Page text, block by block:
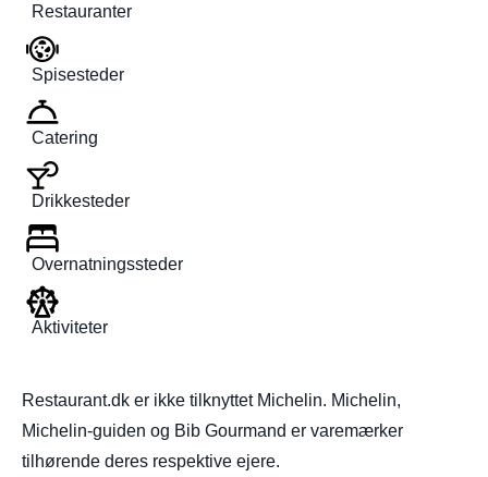
Restauranter
Spisesteder
Catering
Drikkesteder
Overnatningssteder
Aktiviteter
Restaurant.dk er ikke tilknyttet Michelin. Michelin,
Michelin-guiden og Bib Gourmand er varemærker
tilhørende deres respektive ejere.